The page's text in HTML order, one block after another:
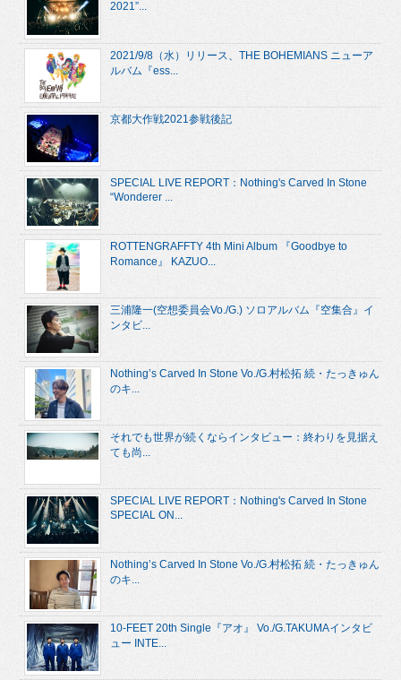
2021”...
2021/9/8（水）リリース、THE BOHEMIANS ニューア
ルバム『ess...
京都大作戦2021参戦後記
SPECIAL LIVE REPORT：Nothing's Carved In Stone
“Wonderer ...
ROTTENGRAFFTY 4th Mini Album 『Goodbye to
Romance』 KAZUO...
三浦隆一(空想委員会Vo./G.) ソロアルバム『空集合』イ
ンタビ...
Nothing’s Carved In Stone Vo./G.村松拓 続・たっきゅん
のキ...
それでも世界が続くならインタビュー：終わりを見据え
ても尚...
SPECIAL LIVE REPORT：Nothing's Carved In Stone
SPECIAL ON...
Nothing’s Carved In Stone Vo./G.村松拓 続・たっきゅん
のキ...
10-FEET 20th Single『アオ』 Vo./G.TAKUMAインタビ
ュー INTE...